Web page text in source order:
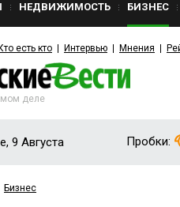
НЕДВИЖИМОСТЬ БИЗНЕС
Кто есть кто Интервью Мнения
деле
9 Августа Пробки:
Бизнес